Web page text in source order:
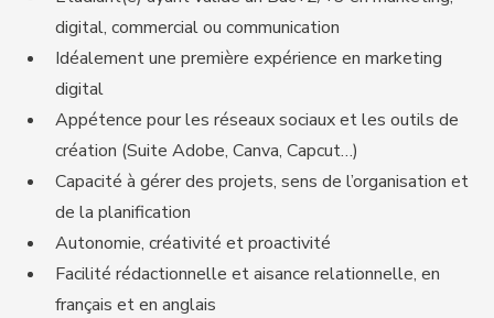
digital, commercial ou communication
Idéalement une première expérience en marketing
digital
Appétence pour les réseaux sociaux et les outils de
création (Suite Adobe, Canva, Capcut…)
Capacité à gérer des projets, sens de l’organisation et
de la planification
Autonomie, créativité et proactivité
Facilité rédactionnelle et aisance relationnelle, en
français et en anglais